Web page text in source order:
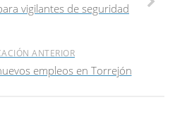
vigilantes de seguridad
ANTERIOR
empleos en Torrejón